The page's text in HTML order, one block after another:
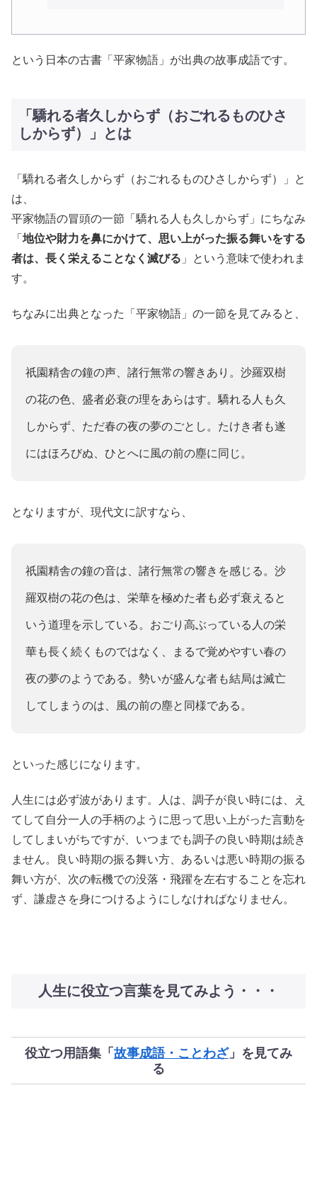
という日本の古書「平家物語」が出典の故事成語です。
「驕れる者久しからず（おごれるものひさ
しからず）」とは
「驕れる者久しからず（おごれるものひさしからず）」と
は、
平家物語の冒頭の一節「驕れる人も久しからず」にちなみ
「 地位や財力を鼻にかけて、思い上がった振る舞いをする
者は、長く栄えることなく滅びる 」という意味で使われま
す。
ちなみに出典となった「平家物語」の一節を見てみると、
祇園精舎の鐘の声、諸行無常の響きあり。沙羅双樹
の花の色、盛者必衰の理をあらはす。驕れる人も久
しからず、ただ春の夜の夢のごとし。たけき者も遂
にはほろびぬ、ひとへに風の前の塵に同じ。
となりますが、現代文に訳すなら、
祇園精舎の鐘の音は、諸行無常の響きを感じる。沙
羅双樹の花の色は、栄華を極めた者も必ず衰えると
いう道理を示している。おごり高ぶっている人の栄
華も長く続くものではなく、まるで覚めやすい春の
夜の夢のようである。勢いが盛んな者も結局は滅亡
してしまうのは、風の前の塵と同様である。
といった感じになります。
人生には必ず波があります。人は、調子が良い時には、え
てして自分一人の手柄のように思って思い上がった言動を
してしまいがちですが、いつまでも調子の良い時期は続き
ません。良い時期の振る舞い方、あるいは悪い時期の振る
舞い方が、次の転機での没落・飛躍を左右することを忘れ
ず、謙虚さを身につけるようにしなければなりません。
人生に役立つ言葉を見てみよう・・・
役立つ用語集「 故事成語・ことわざ」を見てみ
る